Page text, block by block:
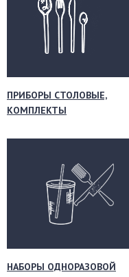
ПРИБОРЫ СТОЛОВЫЕ,
КОМПЛЕКТЫ
НАБОРЫ ОДНОРАЗОВОЙ